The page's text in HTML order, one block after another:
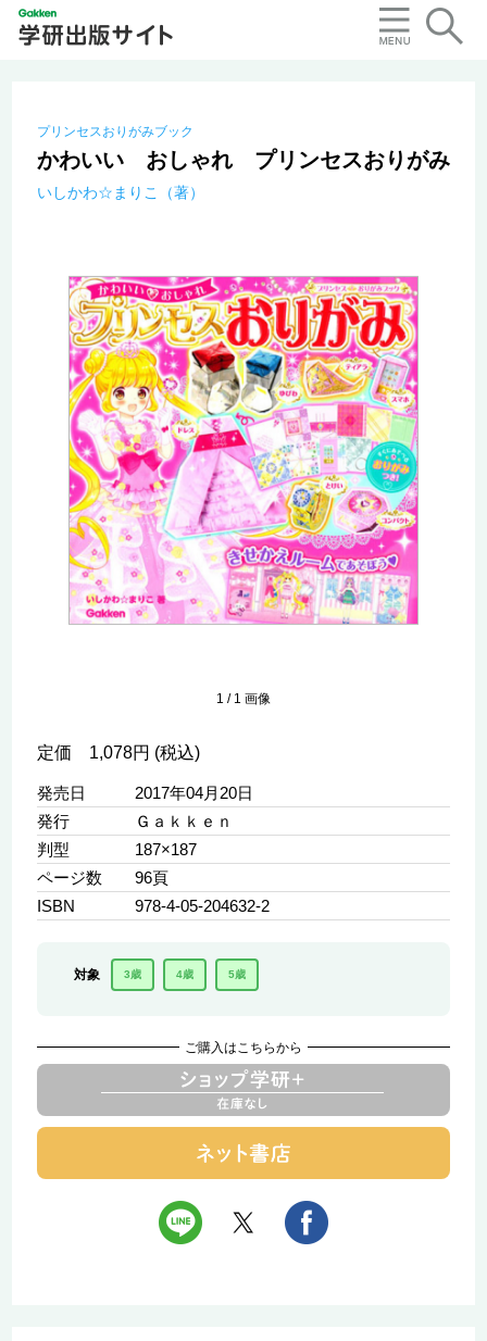
プリンセスおりがみブック
かわいい おしゃれ プリンセスおりがみ
いしかわ☆まりこ（著）
1 / 1 画像
定価 1,078円 (税込)
発売日
2017年04月20日
発行
Ｇａｋｋｅｎ
判型
187×187
ページ数
96頁
ISBN
978-4-05-204632-2
対象 3歳 4歳 5歳
ご購入はこちらから